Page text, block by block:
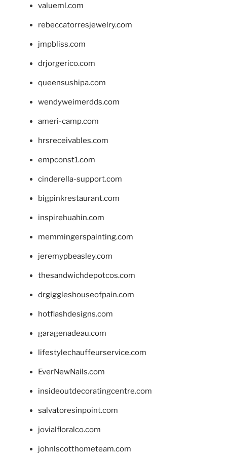
valueml.com
rebeccatorresjewelry.com
jmpbliss.com
drjorgerico.com
queensushipa.com
wendyweimerdds.com
ameri-camp.com
hrsreceivables.com
empconst1.com
cinderella-support.com
bigpinkrestaurant.com
inspirehuahin.com
memmingerspainting.com
jeremypbeasley.com
thesandwichdepotcos.com
drgiggleshouseofpain.com
hotflashdesigns.com
garagenadeau.com
lifestylechauffeurservice.com
EverNewNails.com
insideoutdecoratingcentre.com
salvatoresinpoint.com
jovialfloralco.com
johnlscotthometeam.com